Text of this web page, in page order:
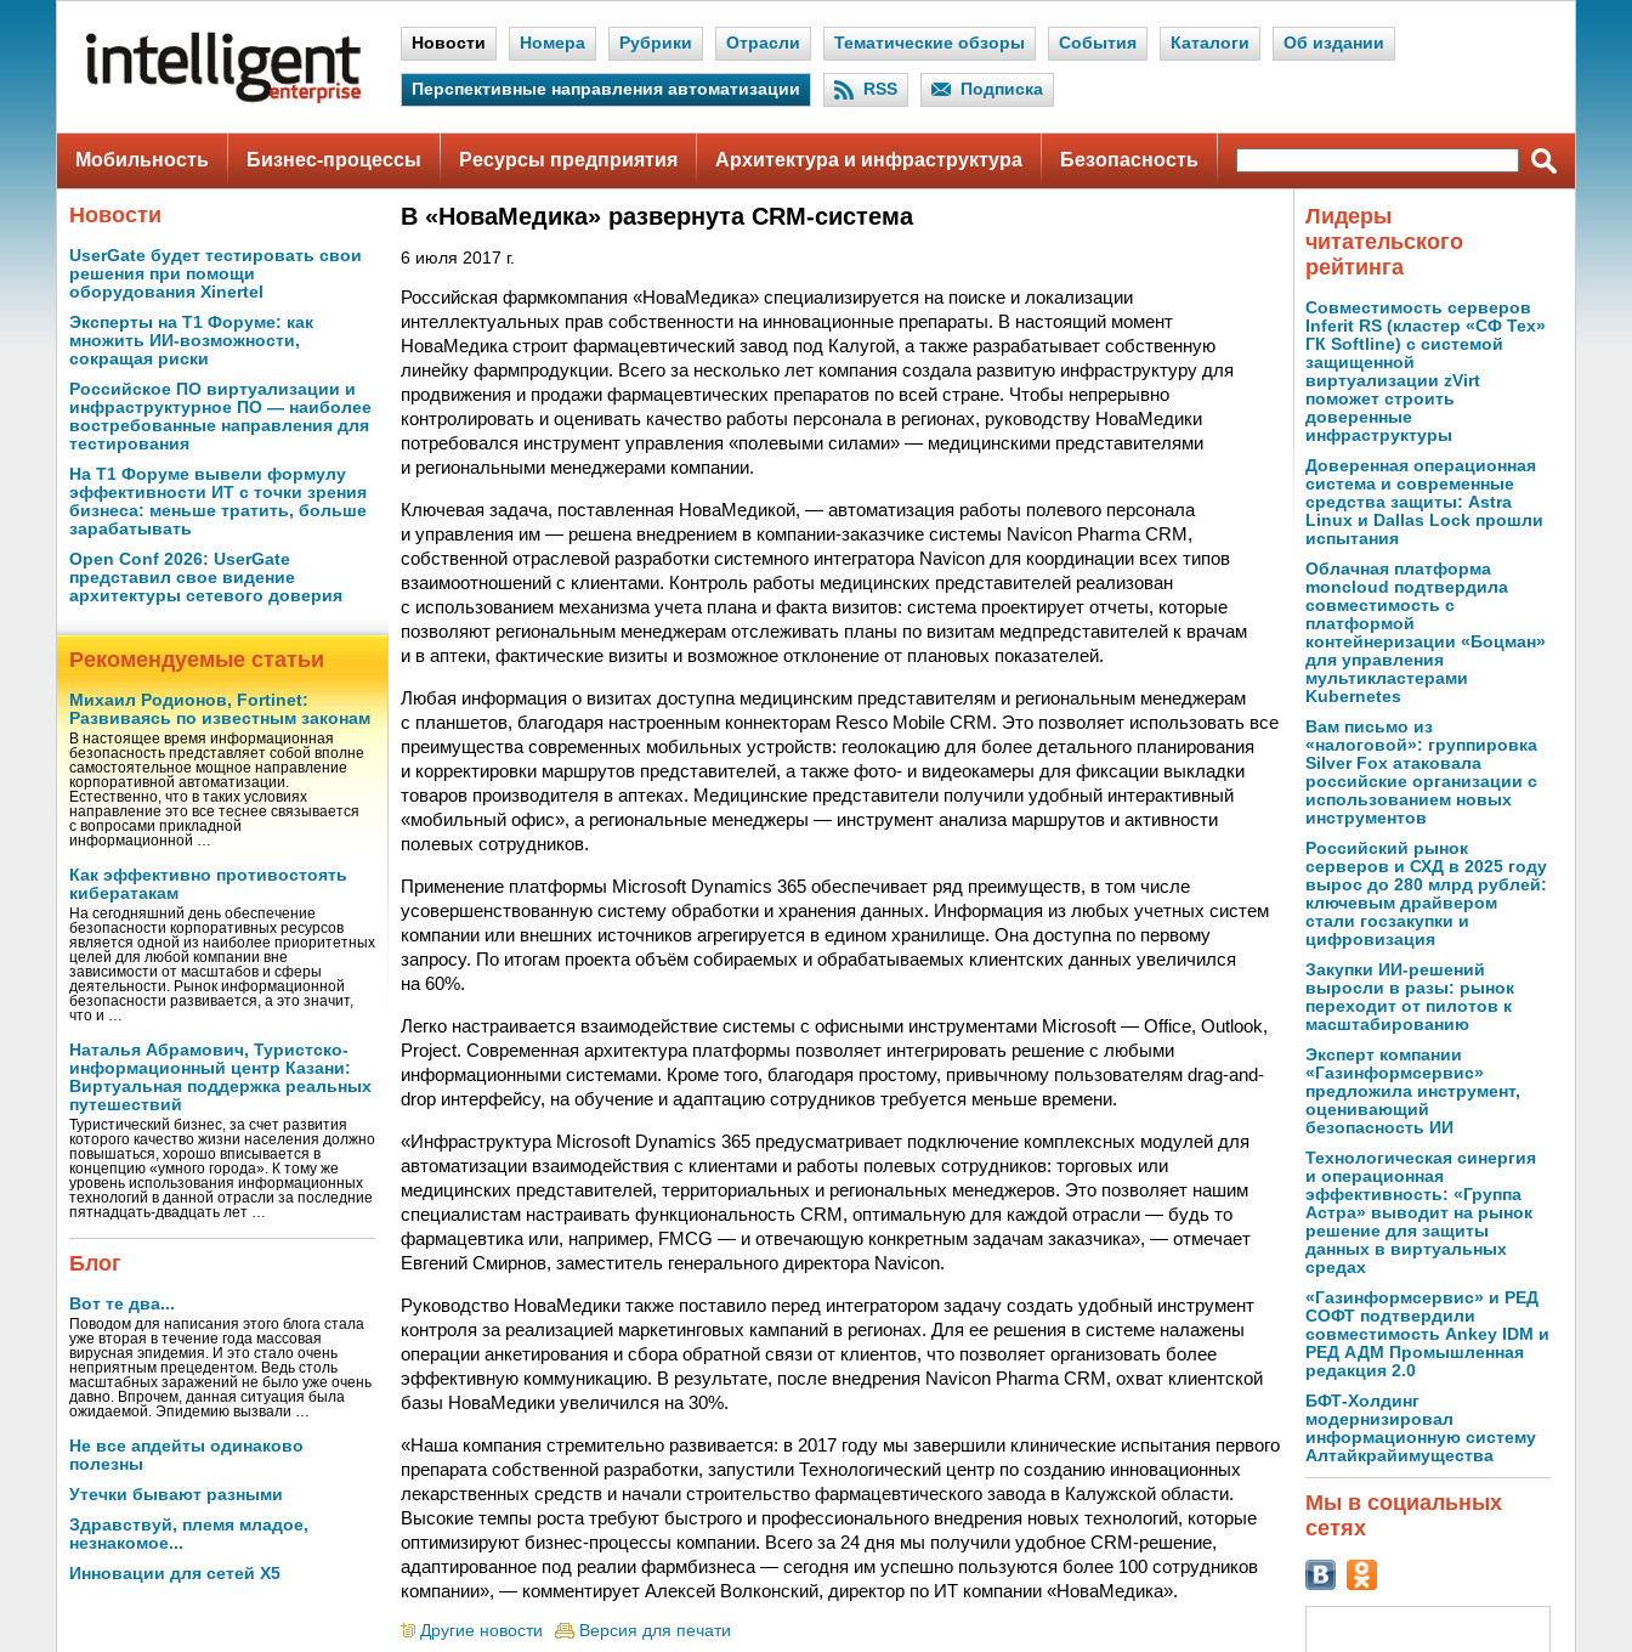
Новости Номера Рубрики Отрасли Тематические обзоры События Каталоги Об издании
Перспективные направления автоматизации RSS Подписка
Мобильность Бизнес-процессы Ресурсы предприятия Архитектура и инфраструктура Безопасность
Новости
UserGate будет тестировать свои
решения при помощи
оборудования Xinertel
Эксперты на Т1 Форуме: как
множить ИИ-возможности,
сокращая риски
Российское ПО виртуализации и
инфраструктурное ПО — наиболее
востребованные направления для
тестирования
На Т1 Форуме вывели формулу
эффективности ИТ с точки зрения
бизнеса: меньше тратить, больше
зарабатывать
Open Conf 2026: UserGate
представил свое видение
архитектуры сетевого доверия
Рекомендуемые статьи
Михаил Родионов, Fortinet:
Развиваясь по известным законам
В настоящее время информационная
безопасность представляет собой вполне
самостоятельное мощное направление
корпоративной автоматизации.
Естественно, что в таких условиях
направление это все теснее связывается
с вопросами прикладной
информационной …
Как эффективно противостоять
кибератакам
На сегодняшний день обеспечение
безопасности корпоративных ресурсов
является одной из наиболее приоритетных
целей для любой компании вне
зависимости от масштабов и сферы
деятельности. Рынок информационной
безопасности развивается, а это значит,
что и …
Наталья Абрамович, Туристско-
информационный центр Казани:
Виртуальная поддержка реальных
путешествий
Туристический бизнес, за счет развития
которого качество жизни населения должно
повышаться, хорошо вписывается в
концепцию «умного города». К тому же
уровень использования информационных
технологий в данной отрасли за последние
пятнадцать-двадцать лет …
Блог
Вот те два...
Поводом для написания этого блога стала
уже вторая в течение года массовая
вирусная эпидемия. И это стало очень
неприятным прецедентом. Ведь столь
масштабных заражений не было уже очень
давно. Впрочем, данная ситуация была
ожидаемой. Эпидемию вызвали …
Не все апдейты одинаково
полезны
Утечки бывают разными
Здравствуй, племя младое,
незнакомое...
Инновации для сетей X5
В «НоваМедика» развернута CRM-система
6 июля 2017 г.
Российская фармкомпания «НоваМедика» специализируется на поиске и локализации
интеллектуальных прав собственности на инновационные препараты. В настоящий момент
НоваМедика строит фармацевтический завод под Калугой, а также разрабатывает собственную
линейку фармпродукции. Всего за несколько лет компания создала развитую инфраструктуру для
продвижения и продажи фармацевтических препаратов по всей стране. Чтобы непрерывно
контролировать и оценивать качество работы персонала в регионах, руководству НоваМедики
потребовался инструмент управления «полевыми силами» — медицинскими представителями
и региональными менеджерами компании.
Ключевая задача, поставленная НоваМедикой, — автоматизация работы полевого персонала
и управления им — решена внедрением в компании-заказчике системы Navicon Pharma CRM,
собственной отраслевой разработки системного интегратора Navicon для координации всех типов
взаимоотношений с клиентами. Контроль работы медицинских представителей реализован
с использованием механизма учета плана и факта визитов: система проектирует отчеты, которые
позволяют региональным менеджерам отслеживать планы по визитам медпредставителей к врачам
и в аптеки, фактические визиты и возможное отклонение от плановых показателей.
Любая информация о визитах доступна медицинским представителям и региональным менеджерам
с планшетов, благодаря настроенным коннекторам Resco Mobile CRM. Это позволяет использовать все
преимущества современных мобильных устройств: геолокацию для более детального планирования
и корректировки маршрутов представителей, а также фото- и видеокамеры для фиксации выкладки
товаров производителя в аптеках. Медицинские представители получили удобный интерактивный
«мобильный офис», а региональные менеджеры — инструмент анализа маршрутов и активности
полевых сотрудников.
Применение платформы Microsoft Dynamics 365 обеспечивает ряд преимуществ, в том числе
усовершенствованную систему обработки и хранения данных. Информация из любых учетных систем
компании или внешних источников агрегируется в едином хранилище. Она доступна по первому
запросу. По итогам проекта объём собираемых и обрабатываемых клиентских данных увеличился
на 60%.
Легко настраивается взаимодействие системы с офисными инструментами Microsoft — Office, Outlook,
Project. Современная архитектура платформы позволяет интегрировать решение с любыми
информационными системами. Кроме того, благодаря простому, привычному пользователям drag-and-
drop интерфейсу, на обучение и адаптацию сотрудников требуется меньше времени.
«Инфраструктура Microsoft Dynamics 365 предусматривает подключение комплексных модулей для
автоматизации взаимодействия с клиентами и работы полевых сотрудников: торговых или
медицинских представителей, территориальных и региональных менеджеров. Это позволяет нашим
специалистам настраивать функциональность CRM, оптимальную для каждой отрасли — будь то
фармацевтика или, например, FMCG — и отвечающую конкретным задачам заказчика», — отмечает
Евгений Смирнов, заместитель генерального директора Navicon.
Руководство НоваМедики также поставило перед интегратором задачу создать удобный инструмент
контроля за реализацией маркетинговых кампаний в регионах. Для ее решения в системе налажены
операции анкетирования и сбора обратной связи от клиентов, что позволяет организовать более
эффективную коммуникацию. В результате, после внедрения Navicon Pharma CRM, охват клиентской
базы НоваМедики увеличился на 30%.
«Наша компания стремительно развивается: в 2017 году мы завершили клинические испытания первого
препарата собственной разработки, запустили Технологический центр по созданию инновационных
лекарственных средств и начали строительство фармацевтического завода в Калужской области.
Высокие темпы роста требуют быстрого и профессионального внедрения новых технологий, которые
оптимизируют бизнес-процессы компании. Всего за 24 дня мы получили удобное CRM-решение,
адаптированное под реалии фармбизнеса — сегодня им успешно пользуются более 100 сотрудников
компании», — комментирует Алексей Волконский, директор по ИТ компании «НоваМедика».
Другие новости Версия для печати
Лидеры
читательского
рейтинга
Совместимость серверов
Inferit RS (кластер «СФ Тех»
ГК Softline) с системой
защищенной
виртуализации zVirt
поможет строить
доверенные
инфраструктуры
Доверенная операционная
система и современные
средства защиты: Astra
Linux и Dallas Lock прошли
испытания
Облачная платформа
moncloud подтвердила
совместимость с
платформой
контейнеризации «Боцман»
для управления
мультикластерами
Kubernetes
Вам письмо из
«налоговой»: группировка
Silver Fox атаковала
российские организации с
использованием новых
инструментов
Российский рынок
серверов и СХД в 2025 году
вырос до 280 млрд рублей:
ключевым драйвером
стали госзакупки и
цифровизация
Закупки ИИ-решений
выросли в разы: рынок
переходит от пилотов к
масштабированию
Эксперт компании
«Газинформсервис»
предложила инструмент,
оценивающий
безопасность ИИ
Технологическая синергия
и операционная
эффективность: «Группа
Астра» выводит на рынок
решение для защиты
данных в виртуальных
средах
«Газинформсервис» и РЕД
СОФТ подтвердили
совместимость Ankey IDM и
РЕД АДМ Промышленная
редакция 2.0
БФТ-Холдинг
модернизировал
информационную систему
Алтайкрайимущества
Мы в социальных
сетях